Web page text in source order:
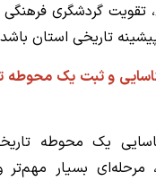
تقویت گردشگری
تاریخی استان
و ثبت یک محوطه
یک محوطه
مرحله‌ای بسیار